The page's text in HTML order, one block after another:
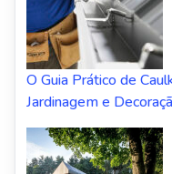
O Guia Prático de
Jardinagem e